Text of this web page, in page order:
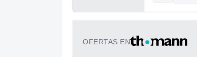
OFERTAS EN